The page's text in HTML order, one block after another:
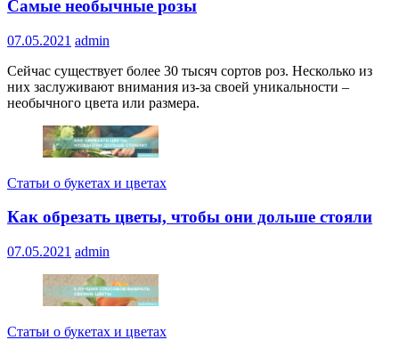
Самые необычные розы
07.05.2021 admin
Сейчас существует более 30 тысяч сортов роз. Несколько из
них заслуживают внимания из-за своей уникальности –
необычного цвета или размера.
Статьи о букетах и цветах
Как обрезать цветы, чтобы они дольше стояли
07.05.2021 admin
Статьи о букетах и цветах